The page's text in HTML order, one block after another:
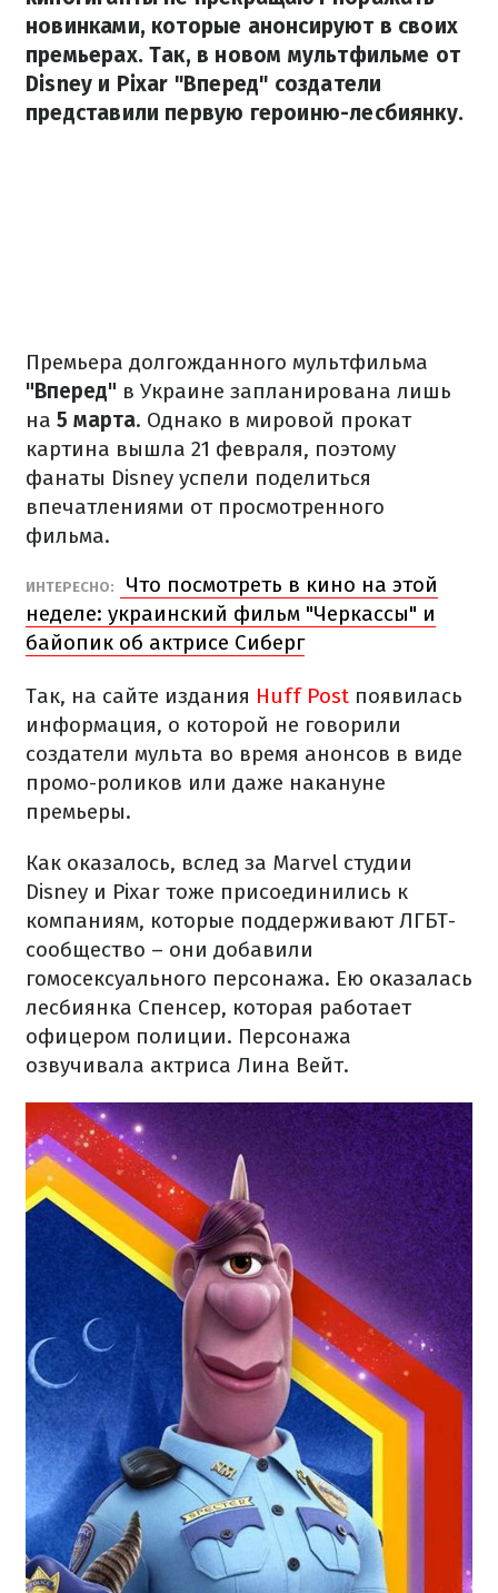
новинками, которые анонсируют в своих
премьерах. Так, в новом мультфильме от
Disney и Pixar "Вперед" создатели
представили первую героиню-лесбиянку.
Премьера долгожданного мультфильма
"Вперед" в Украине запланирована лишь
на 5 марта. Однако в мировой прокат
картина вышла 21 февраля, поэтому
фанаты Disney успели поделиться
впечатлениями от просмотренного
фильма.
ИНТЕРЕСНО:
Что посмотреть в кино на этой
неделе: украинский фильм "Черкассы" и
байопик об актрисе Сиберг
Так, на сайте издания Huff Post появилась
информация, о которой не говорили
создатели мульта во время анонсов в виде
промо-роликов или даже накануне
премьеры.
Как оказалось, вслед за Marvel студии
Disney и Pixar тоже присоединились к
компаниям, которые поддерживают ЛГБТ-
сообщество – они добавили
гомосексуального персонажа. Ею оказалась
лесбиянка Спенсер, которая работает
офицером полиции. Персонажа
озвучивала актриса Лина Вейт.